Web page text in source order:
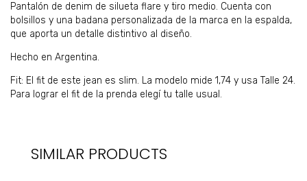
Pantalón de denim de silueta flare y tiro medio. Cuenta con
bolsillos y una badana personalizada de la marca en la espalda,
que aporta un detalle distintivo al diseño.
Hecho en Argentina.
Fit: El fit de este jean es slim. La modelo mide 1,74 y usa Talle 24.
Para lograr el fit de la prenda elegí tu talle usual.
SIMILAR PRODUCTS